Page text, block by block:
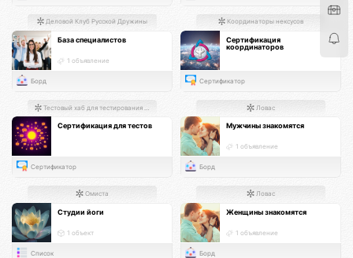
Деловой Клуб Русской Дружины
База специалистов
1 объявление
Борд
Координаторы нексусов
Сертификация
координаторов
Сертификатор
Тестовый хаб для тестирования хабов
Сертификация для тестов
Сертификатор
Ловас
Мужчины знакомятся
1 объявление
Борд
Омиста
Студии йоги
1 объект
Список
Ловас
Женщины знакомятся
1 объявление
Борд